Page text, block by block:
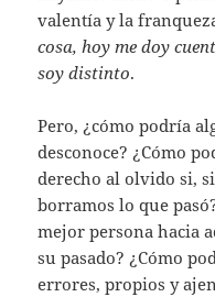
valentía y la
cosa, hoy me doy
soy distinto.
Pero, ¿cómo podría
desconoce? ¿Cómo
derecho al olvido si,
borramos lo que
mejor persona hacia
su pasado? ¿Cómo
errores, propios y